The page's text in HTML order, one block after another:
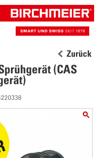
Zurück
(CAS